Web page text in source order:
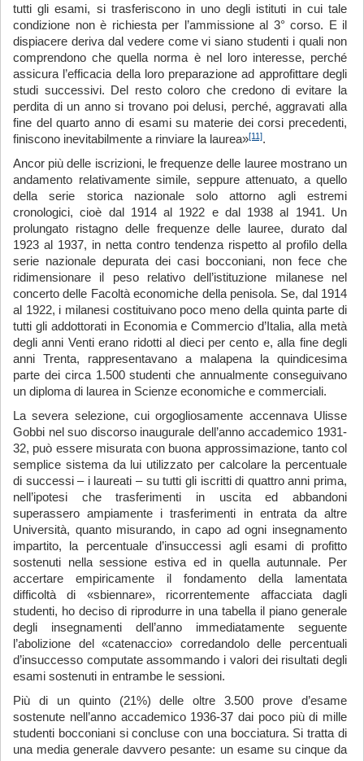
tutti gli esami, si trasferiscono in uno degli istituti in cui tale
condizione non è richiesta per l’ammissione al 3° corso. E il
dispiacere deriva dal vedere come vi siano studenti i quali non
comprendono che quella norma è nel loro interesse, perché
assicura l’efficacia della loro preparazione ad approfittare degli
studi successivi. Del resto coloro che credono di evitare la
perdita di un anno si trovano poi delusi, perché, aggravati alla
fine del quarto anno di esami su materie dei corsi precedenti,
finiscono inevitabilmente a rinviare la laurea»[11].
Ancor più delle iscrizioni, le frequenze delle lauree mostrano un
andamento relativamente simile, seppure attenuato, a quello
della serie storica nazionale solo attorno agli estremi
cronologici, cioè dal 1914 al 1922 e dal 1938 al 1941. Un
prolungato ristagno delle frequenze delle lauree, durato dal
1923 al 1937, in netta contro tendenza rispetto al profilo della
serie nazionale depurata dei casi bocconiani, non fece che
ridimensionare il peso relativo dell’istituzione milanese nel
concerto delle Facoltà economiche della penisola. Se, dal 1914
al 1922, i milanesi costituivano poco meno della quinta parte di
tutti gli addottorati in Economia e Commercio d’Italia, alla metà
degli anni Venti erano ridotti al dieci per cento e, alla fine degli
anni Trenta, rappresentavano a malapena la quindicesima
parte dei circa 1.500 studenti che annualmente conseguivano
un diploma di laurea in Scienze economiche e commerciali.
La severa selezione, cui orgogliosamente accennava Ulisse
Gobbi nel suo discorso inaugurale dell’anno accademico 1931-
32, può essere misurata con buona approssimazione, tanto col
semplice sistema da lui utilizzato per calcolare la percentuale
di successi – i laureati – su tutti gli iscritti di quattro anni prima,
nell’ipotesi che trasferimenti in uscita ed abbandoni
superassero ampiamente i trasferimenti in entrata da altre
Università, quanto misurando, in capo ad ogni insegnamento
impartito, la percentuale d’insuccessi agli esami di profitto
sostenuti nella sessione estiva ed in quella autunnale. Per
accertare empiricamente il fondamento della lamentata
difficoltà di «sbiennare», ricorrentemente affacciata dagli
studenti, ho deciso di riprodurre in una tabella il piano generale
degli insegnamenti dell’anno immediatamente seguente
l’abolizione del «catenaccio» corredandolo delle percentuali
d’insuccesso computate assommando i valori dei risultati degli
esami sostenuti in entrambe le sessioni.
Più di un quinto (21%) delle oltre 3.500 prove d’esame
sostenute nell’anno accademico 1936-37 dai poco più di mille
studenti bocconiani si concluse con una bocciatura. Si tratta di
una media generale davvero pesante: un esame su cinque da